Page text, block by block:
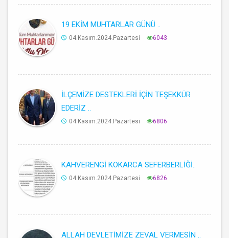
19 EKİM MUHTARLAR GÜNÜ ..
04.Kasım.2024.Pazartesi 6043
İLÇEMİZE DESTEKLERİ İÇİN TEŞEKKÜR
EDERİZ ..
04.Kasım.2024.Pazartesi 6806
KAHVERENGİ KOKARCA SEFERBERLİĞİ..
04.Kasım.2024.Pazartesi 6826
ALLAH DEVLETİMİZE ZEVAL VERMESİN ..